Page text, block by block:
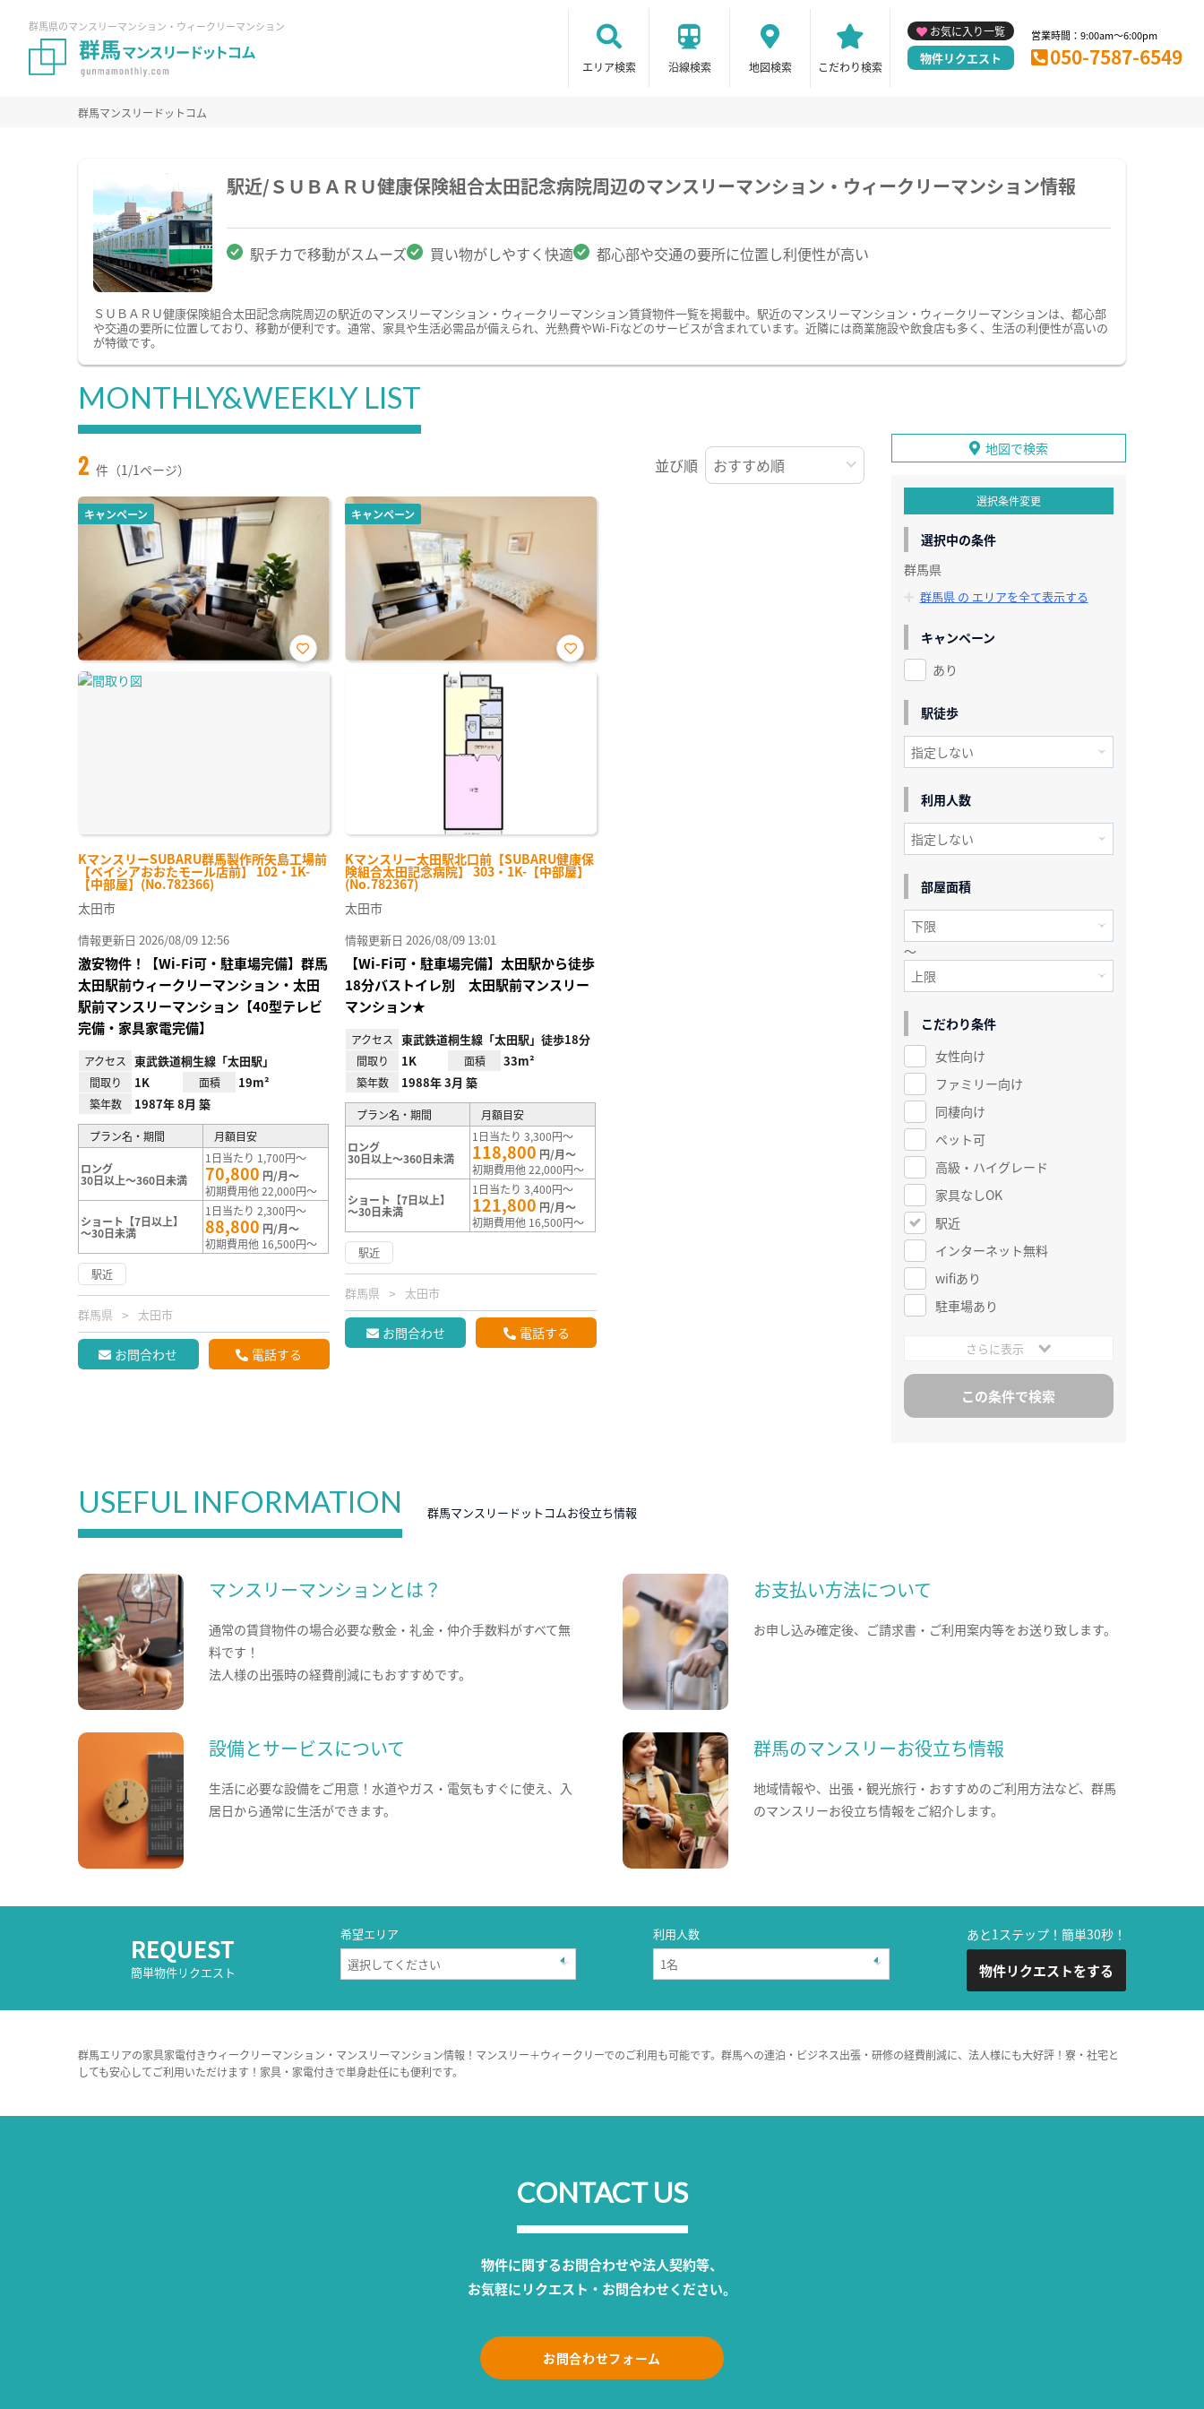
群馬県のマンスリーマンション・ウィークリーマンション
エリア検索 沿線検索 地図検索 こだわり検索
お気に入り一覧
物件リクエスト
営業時間：9:00am～6:00pm
050-7587-6549
群馬マンスリードットコム
駅近/ＳＵＢＡＲＵ健康保険組合太田記念病院周辺のマンスリーマンション・ウィークリーマンション情報
駅チカで移動がスムーズ 買い物がしやすく快適 都心部や交通の要所に位置し利便性が高い
ＳＵＢＡＲＵ健康保険組合太田記念病院周辺の駅近のマンスリーマンション・ウィークリーマンション賃貸物件一覧を掲載中。駅近のマンスリーマンション・ウィークリーマンションは、都心部
や交通の要所に位置しており、移動が便利です。通常、家具や生活必需品が備えられ、光熱費やWi-Fiなどのサービスが含まれています。近隣には商業施設や飲食店も多く、生活の利便性が高いの
が特徴です。
MONTHLY&WEEKLY LIST
2 件（1/1ページ） 並び順
キャンペーン
KマンスリーSUBARU群馬製作所矢島工場前
【ベイシアおおたモール店前】 102・1K-
【中部屋】(No.782366)
お気
太田市
情報更新日 2026/08/09 12:56
激安物件！【Wi-Fi可・駐車場完備】群馬
太田駅前ウィークリーマンション・太田
駅前マンスリーマンション【40型テレビ
完備・家具家電完備】
アクセス 東武鉄道桐生線「太田駅」
間取り 1K 面積 19m²
築年数 1987年 8月 築
プラン名・期間 月額目安
ロング
30日以上～360日未満
1日当たり 1,700円～
70,800 円/月～
初期費用他 22,000円～
ショート【7日以上】
～30日未満
1日当たり 2,300円～
88,800 円/月～
初期費用他 16,500円～
駅近
群馬県 太田市
お問合わせ 電話する
キャンペーン
Kマンスリー太田駅北口前【SUBARU健康保
険組合太田記念病院】 303・1K-【中部屋】
(No.782367)
お気
太田市
情報更新日 2026/08/09 13:01
【Wi-Fi可・駐車場完備】太田駅から徒歩
18分バストイレ別 太田駅前マンスリー
マンション★
アクセス 東武鉄道桐生線「太田駅」徒歩18分
間取り 1K 面積 33m²
築年数 1988年 3月 築
プラン名・期間 月額目安
ロング
30日以上～360日未満
1日当たり 3,300円～
118,800 円/月～
初期費用他 22,000円～
ショート【7日以上】
～30日未満
1日当たり 3,400円～
121,800 円/月～
初期費用他 16,500円～
駅近
群馬県 太田市
お問合わせ 電話する
地図で検索
選択条件変更
選択中の条件
群馬県
群馬県 の エリアを全て表示する
キャンペーン
あり
駅徒歩
利用人数
部屋面積
～
こだわり条件
女性向け
ファミリー向け
同棲向け
ペット可
高級・ハイグレード
家具なしOK
駅近
インターネット無料
wifiあり
駐車場あり
さらに表示
USEFUL INFORMATION 群馬マンスリードットコムお役立ち情報
マンスリーマンションとは？
通常の賃貸物件の場合必要な敷金・礼金・仲介手数料がすべて無
料です！
法人様の出張時の経費削減にもおすすめです。
お支払い方法について
お申し込み確定後、ご請求書・ご利用案内等をお送り致します。
設備とサービスについて
生活に必要な設備をご用意！水道やガス・電気もすぐに使え、入
居日から通常に生活ができます。
群馬のマンスリーお役立ち情報
地域情報や、出張・観光旅行・おすすめのご利用方法など、群馬
のマンスリーお役立ち情報をご紹介します。
REQUEST
簡単物件リクエスト
希望エリア 利用人数 あと1ステップ！簡単30秒！
物件リクエストをする
群馬エリアの家具家電付きウィークリーマンション・マンスリーマンション情報！マンスリー＋ウィークリーでのご利用も可能です。群馬への連泊・ビジネス出張・研修の経費削減に、法人様にも大好評！寮・社宅と
しても安心してご利用いただけます！家具・家電付きで単身赴任にも便利です。
CONTACT US
物件に関するお問合わせや法人契約等、
お気軽にリクエスト・お問合わせください。
お問合わせフォーム